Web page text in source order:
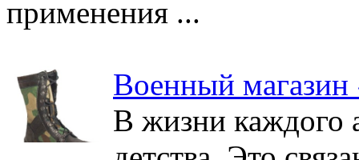
применения ...
Военный магазин
В жизни каждого